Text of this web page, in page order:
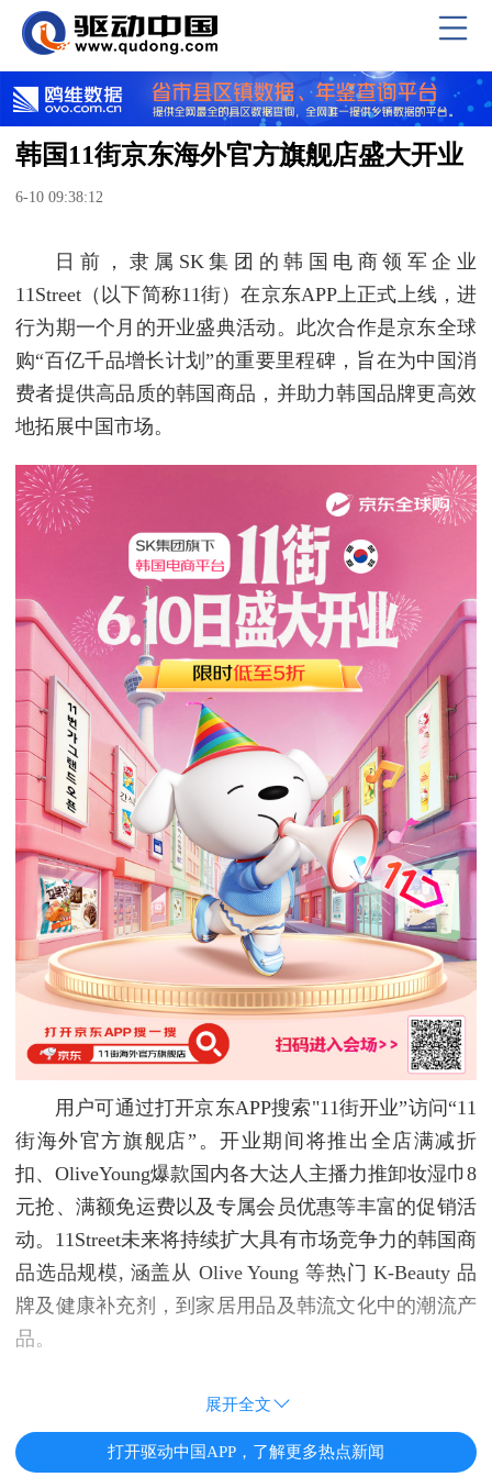
韩国11街京东海外官方旗舰店盛大开业
6-10 09:38:12
日前，隶属SK集团的韩国电商领军企业
11Street（以下简称11街）在京东APP上正式上线，进
行为期一个月的开业盛典活动。此次合作是京东全球
购“百亿千品增长计划”的重要里程碑，旨在为中国消
费者提供高品质的韩国商品，并助力韩国品牌更高效
地拓展中国市场。
用户可通过打开京东APP搜索"11街开业”访问“11
街海外官方旗舰店”。开业期间将推出全店满减折
扣、OliveYoung爆款国内各大达人主播力推卸妆湿巾8
元抢、满额免运费以及专属会员优惠等丰富的促销活
动。11Street未来将持续扩大具有市场竞争力的韩国商
品选品规模, 涵盖从 Olive Young 等热门 K-Beauty 品
牌及健康补充剂，到家居用品及韩流文化中的潮流产
品。
展开全文
打开驱动中国APP，了解更多热点新闻